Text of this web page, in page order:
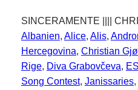
SINCERAMENTE ||||
Albanien, Alice, Alis,
Hercegovina, Christian
Rige, Diva Grabovčeva,
Song Contest, Janissaries,